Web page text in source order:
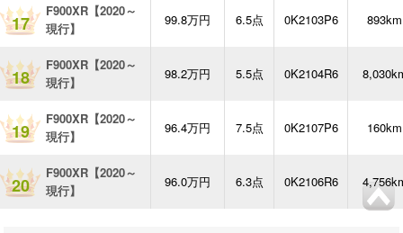
17
F900XR【2020～
現行】
99.8万円 6.5点 0K2103P6 893km
18
F900XR【2020～
現行】
98.2万円 5.5点 0K2104R6
19
F900XR【2020～
現行】
96.4万円 7.5点 0K2107P6 160km
20
F900XR【2020～
現行】
96.0万円 6.3点 0K2106R6